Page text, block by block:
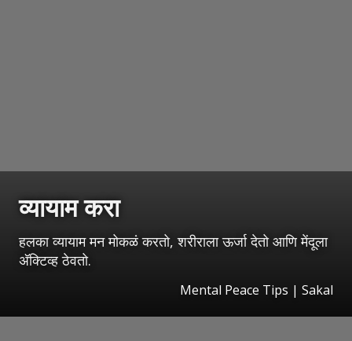
व्यायाम करा
हलका व्यायाम मन मोकळं करतो, शरीराला ऊर्जा देतो आणि मेंदूला
अ‍ॅक्टिव्ह ठेवतो.
Mental Peace Tips | Sakal